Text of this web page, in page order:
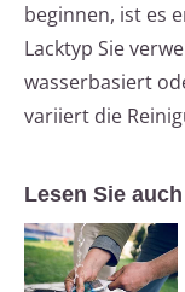
beginnen, ist es
Lacktyp Sie
wasserbasiert
variiert die
Lesen Sie auch